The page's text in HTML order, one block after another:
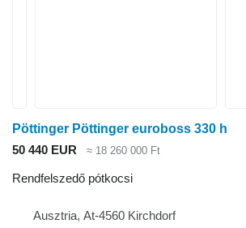
Pöttinger Pöttinger euroboss 330 h
50 440 EUR
≈ 18 260 000 Ft
Rendfelszedő pótkocsi
Ausztria, At-4560 Kirchdorf